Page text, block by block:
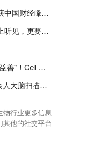
贝克曼库尔特连续三年荣获中国财经峰会三项大奖！
【人工耳蜗技术解读】不止听见，更要听见未来 ---- 智能耳蜗，开启人工耳蜗技术新纪元！
实锤！蛋白质真不是"多多益善"！Cell Press Blue：适度限蛋白，反而拉长健康寿命！
Nat Mental Health：两万余人大脑扫描刷新抑郁脑科学认知！抑郁不只是情绪病，视觉、运动脑区同步受损！
物行业更多信息
其他的社交平台